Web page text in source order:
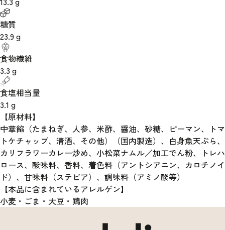
糖質
23.9g
食物繊維
3.3 g
食塩相当量
3.1 g
【原材料】
中華餡（たまねぎ、人参、米酢、醤油、砂糖、ピーマン、トマ
トケチャップ、清酒、その他）（国内製造）、白身魚天ぷら、
カリフラワーカレー炒め、小松菜ナムル／加工でん粉、トレハ
ロース、酸味料、香料、着色料（アントシアニン、カロチノイ
ド）、甘味料（ステビア）、調味料（アミノ酸等）
【本品に含まれているアレルゲン】
小麦・ごま・大豆・鶏肉